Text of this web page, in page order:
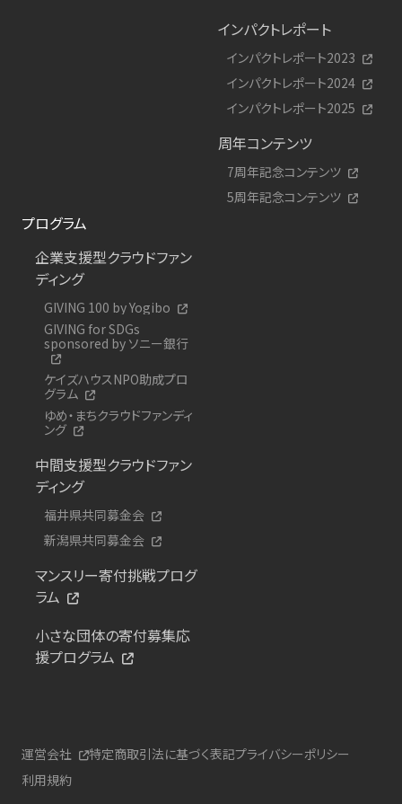
インパクトレポート
インパクトレポート2023
インパクトレポート2024
インパクトレポート2025
周年コンテンツ
7周年記念コンテンツ
5周年記念コンテンツ
プログラム
企業支援型クラウドファン
ディング
GIVING 100 by Yogibo
GIVING for SDGs
sponsored by ソニー銀行
ケイズハウスNPO助成プロ
グラム
ゆめ・まちクラウドファンディ
ング
中間支援型クラウドファン
ディング
福井県共同募金会
新潟県共同募金会
マンスリー寄付挑戦プログ
ラム
小さな団体の寄付募集応
援プログラム
運営会社 特定商取引法に基づく表記プライバシーポリシー
利用規約